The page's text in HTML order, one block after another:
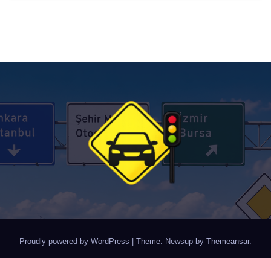
Proudly powered by WordPress Theme: Newsup by Themeansar.